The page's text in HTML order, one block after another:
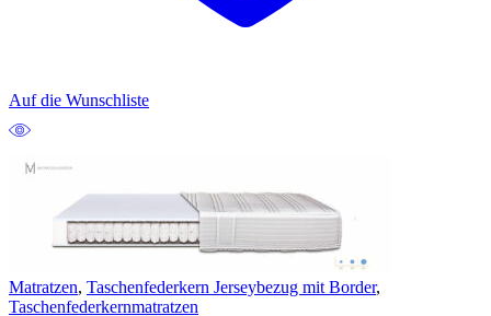
Auf die Wunschliste
Matratzen, Taschenfederkern Jerseybezug mit Border,
Taschenfederkernmatratzen